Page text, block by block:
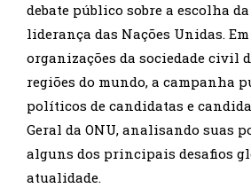
debate público sobre a escolha
liderança das Nações Unidas.
organizações da sociedade civil
regiões do mundo, a campanha
políticos de candidatas e
Geral da ONU, analisando suas
alguns dos principais desafios
atualidade.